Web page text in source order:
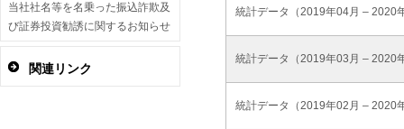
統計データ（2019年04月 – 2020
統計データ（2019年03月 – 2020
統計データ（2019年02月 – 2020
当社社名等を名乗った振込詐欺及
び証券投資勧誘に関するお知らせ
関連リンク